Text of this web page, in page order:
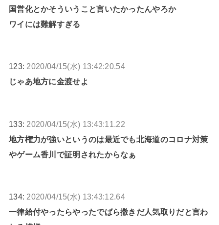
国営化とかそういうこと言いたかったんやろか
ワイには難解すぎる
123: 2020/04/15(水) 13:42:20.54
じゃあ地方に金渡せよ
133: 2020/04/15(水) 13:43:11.22
地方権力が強いというのは最近でも北海道のコロナ対策
やゲーム香川で証明されたからなぁ
134: 2020/04/15(水) 13:43:12.64
一律給付やったらやったでばら撒きだ人気取りだと言わ